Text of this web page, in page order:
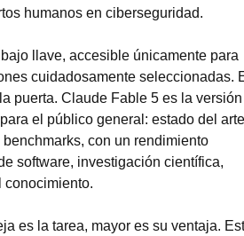
humanos en ciberseguridad.
llave, accesible únicamente para
cuidadosamente seleccionadas.
puerta. Claude Fable 5 es la versión
el público general: estado del arte
con un rendimiento
software, investigación científica,
conocimiento.
es la tarea, mayor es su ventaja.